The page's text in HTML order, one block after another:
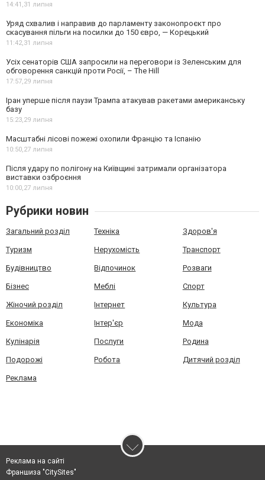
14:41,31 липня
Уряд схвалив і направив до парламенту законопроєкт про
скасування пільги на посилки до 150 євро, — Корецький
11:42,31 липня
Усіх сенаторів США запросили на переговори із Зеленським для
обговорення санкцій проти Росії, – The Hill
17:57,29 липня
Іран уперше після паузи Трампа атакував ракетами американську
базу
15:23,29 липня
Масштабні лісові пожежі охопили Францію та Іспанію
10:50,27 липня
Після удару по полігону на Київщині затримали організатора
виставки озброєння
10:00,27 липня
Рубрики новин
Загальний розділ Техніка Здоров'я
Туризм Нерухомість Транспорт
Будівництво Відпочинок Розваги
Бізнес Меблі Спорт
Жіночий розділ Інтернет Культура
Економіка Інтер'єр Мода
Кулінарія Послуги Родина
Подорожі Робота Дитячий розділ
Реклама
Реклама на сайті
Франшиза "CitySites"